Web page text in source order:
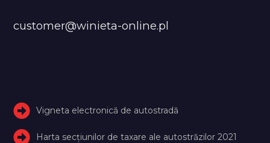
customer@winieta-online.pl
Vigneta electronică de autostradă
Harta secțiunilor de taxare ale autostrăzilor 2021